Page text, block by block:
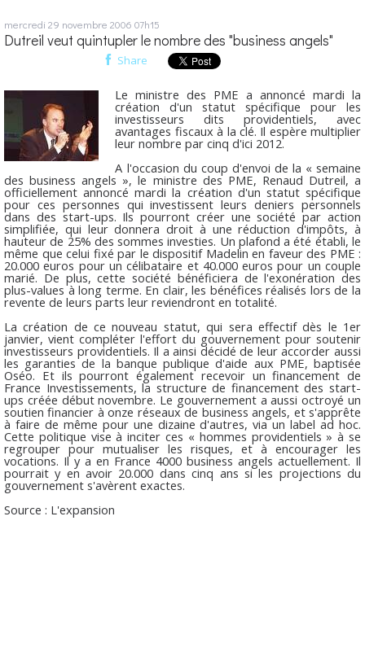
mercredi 29 novembre 2006 07h15
Dutreil veut quintupler le nombre des "business angels"
Share
Le ministre des PME a annoncé mardi la
création d'un statut spécifique pour les
investisseurs dits providentiels, avec
avantages fiscaux à la clé. Il espère multiplier
leur nombre par cinq d'ici 2012.
A l'occasion du coup d'envoi de la « semaine
des business angels », le ministre des PME, Renaud Dutreil, a
officiellement annoncé mardi la création d'un statut spécifique
pour ces personnes qui investissent leurs deniers personnels
dans des start-ups. Ils pourront créer une société par action
simplifiée, qui leur donnera droit à une réduction d'impôts, à
hauteur de 25% des sommes investies. Un plafond a été établi, le
même que celui fixé par le dispositif Madelin en faveur des PME :
20.000 euros pour un célibataire et 40.000 euros pour un couple
marié. De plus, cette société bénéficiera de l'exonération des
plus-values à long terme. En clair, les bénéfices réalisés lors de la
revente de leurs parts leur reviendront en totalité.
La création de ce nouveau statut, qui sera effectif dès le 1er
janvier, vient compléter l'effort du gouvernement pour soutenir
investisseurs providentiels. Il a ainsi décidé de leur accorder aussi
les garanties de la banque publique d'aide aux PME, baptisée
Oséo. Et ils pourront également recevoir un financement de
France Investissements, la structure de financement des start-
ups créée début novembre. Le gouvernement a aussi octroyé un
soutien financier à onze réseaux de business angels, et s'apprête
à faire de même pour une dizaine d'autres, via un label ad hoc.
Cette politique vise à inciter ces « hommes providentiels » à se
regrouper pour mutualiser les risques, et à encourager les
vocations. Il y a en France 4000 business angels actuellement. Il
pourrait y en avoir 20.000 dans cinq ans si les projections du
gouvernement s'avèrent exactes.
Source : L'expansion